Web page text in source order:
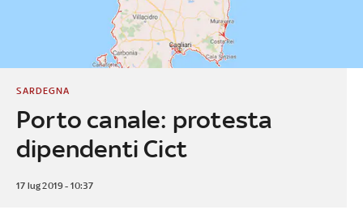
Porto canale: protesta
dipendenti Cict
SARDEGNA
17 lug 2019 - 10:37